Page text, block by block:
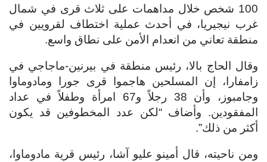
100 شخص خلال مداهمات على ثلاث قرى في شمال
غرب نيجيريا، في أحدث عملية اختطاف لقرويين في
منطقة تعاني من انعدام الأمن على نطاق واسع.
وقال الحاج بالا، رئيس منطقة في بيرنين-ماجاجي في
زامفارا، إن المسلحين هاجموا قرى جورا ومادوماوا
وجامبوز، وأن 38 رجلاً و67 امرأة وطفلاً في عداد
المفقودين. وأضاف “لكن عدد المخطوفين قد يكون
أكثر من ذلك”.
ومن ناحيته، قال أمينو عليو آشا، رئيس قرية مادوماوا،